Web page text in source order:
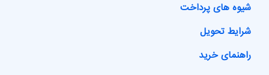
شیوه های پرداخت
شرایط تحویل
راهنمای خرید